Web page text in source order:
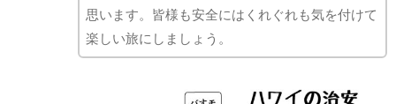
思います。皆様も安全にはくれぐれも気を付けて
楽しい旅にしましょう。